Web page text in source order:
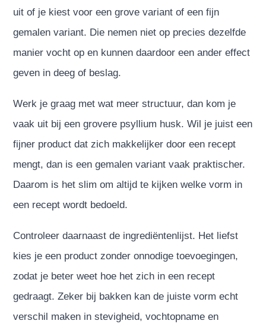
uit of je kiest voor een grove variant of een fijn
gemalen variant. Die nemen niet op precies dezelfde
manier vocht op en kunnen daardoor een ander effect
geven in deeg of beslag.
Werk je graag met wat meer structuur, dan kom je
vaak uit bij een grovere psyllium husk. Wil je juist een
fijner product dat zich makkelijker door een recept
mengt, dan is een gemalen variant vaak praktischer.
Daarom is het slim om altijd te kijken welke vorm in
een recept wordt bedoeld.
Controleer daarnaast de ingrediëntenlijst. Het liefst
kies je een product zonder onnodige toevoegingen,
zodat je beter weet hoe het zich in een recept
gedraagt. Zeker bij bakken kan de juiste vorm echt
verschil maken in stevigheid, vochtopname en